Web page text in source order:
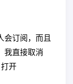
会订阅，而且
我直接取消
开